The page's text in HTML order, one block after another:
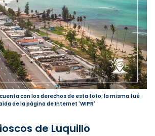
con los derechos de esta foto; la misma fué
de la página de Internet 'WIPR'
de Luquillo